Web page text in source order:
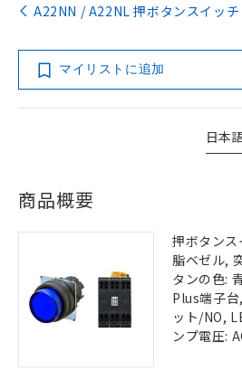
A22NN / A22NL 押ボタンスイッ
マイリストに追加
日本
商品概要
押ボタン
脂ベゼル,
タンの色:
Plus端子
ット/NO,
ンプ電圧: